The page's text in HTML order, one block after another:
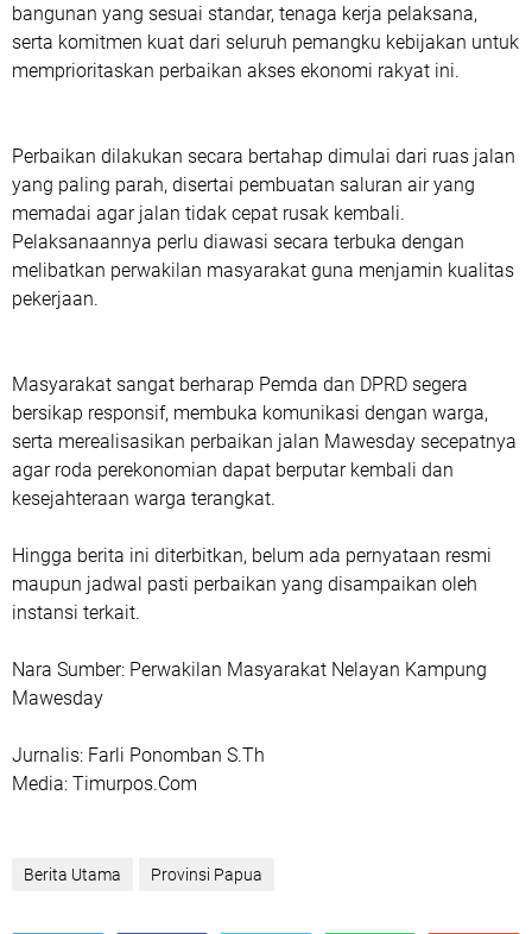
bangunan yang sesuai standar, tenaga kerja pelaksana,
serta komitmen kuat dari seluruh pemangku kebijakan untuk
memprioritaskan perbaikan akses ekonomi rakyat ini.
Perbaikan dilakukan secara bertahap dimulai dari ruas jalan
yang paling parah, disertai pembuatan saluran air yang
memadai agar jalan tidak cepat rusak kembali.
Pelaksanaannya perlu diawasi secara terbuka dengan
melibatkan perwakilan masyarakat guna menjamin kualitas
pekerjaan.
Masyarakat sangat berharap Pemda dan DPRD segera
bersikap responsif, membuka komunikasi dengan warga,
serta merealisasikan perbaikan jalan Mawesday secepatnya
agar roda perekonomian dapat berputar kembali dan
kesejahteraan warga terangkat.
Hingga berita ini diterbitkan, belum ada pernyataan resmi
maupun jadwal pasti perbaikan yang disampaikan oleh
instansi terkait.
Nara Sumber: Perwakilan Masyarakat Nelayan Kampung
Mawesday
Jurnalis: Farli Ponomban S.Th
Media: Timurpos.Com
Berita Utama Provinsi Papua